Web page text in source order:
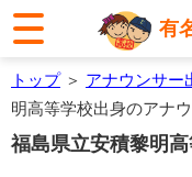
有
トップ＞ アナウンサー
明高等学校出身のアナ
福島県立安積黎明